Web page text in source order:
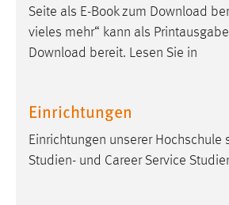
Seite als E-Book zum Download
vieles mehr“ kann als
Download bereit. Lesen Sie in
Einrichtungen
Einrichtungen unserer
Studien- und Career Service
Diese Informationen helfen uns zu
unsere Besucher unsere Website
Cookie Laufzeit: Max. 13 Monate